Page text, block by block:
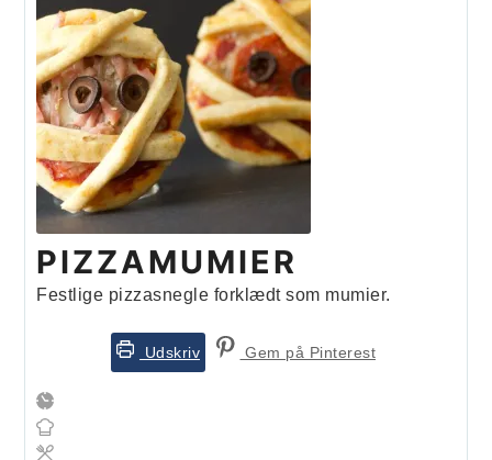
PIZZAMUMIER
Festlige pizzasnegle forklædt som mumier.
Udskriv Gem på Pinterest